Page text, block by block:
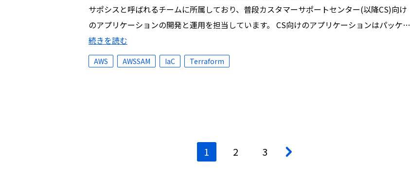
サポシスと呼ばれるチームに所属しており、普段カスタマーサポートセンター(以降CS)向け
のアプリケーションの開発と運用を担当しています。 CS向けのアプリケーションはパッケ…
続きを読む
AWS AWSSAM IaC Terraform
1 2 3